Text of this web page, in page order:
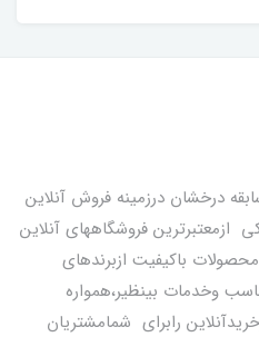
پروین با 10سال سابقه درخشان درزمینه فروش آنلاین
ازمعتبرترین فروشگاههای آنلاین
باکیفیت ازبرندهای
وخدمات بینظیر،همواره
رابرای شمامشتریان